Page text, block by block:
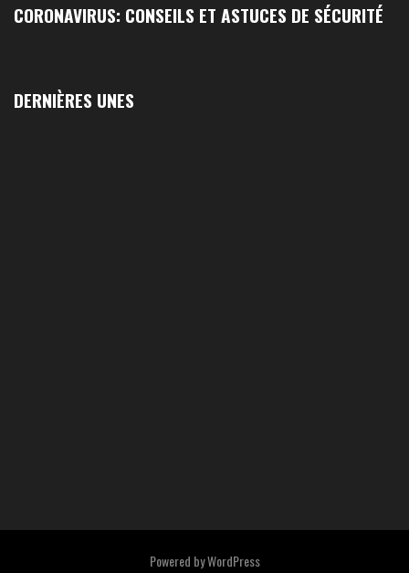
CORONAVIRUS: CONSEILS ET ASTUCES DE SÉCURITÉ
DERNIÈRES UNES
Powered byWordPress